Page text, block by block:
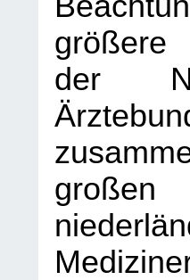
größere
der
großen